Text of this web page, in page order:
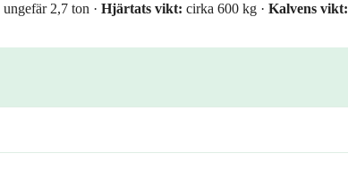
ungefär 2,7 ton · Hjärtats vikt: cirka 600 kg · Kalvens vikt: